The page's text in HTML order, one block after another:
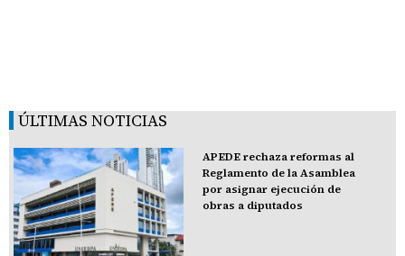
ÚLTIMAS NOTICIAS
APEDE rechaza reformas al
Reglamento de la Asamblea
por asignar ejecución de
obras a diputados